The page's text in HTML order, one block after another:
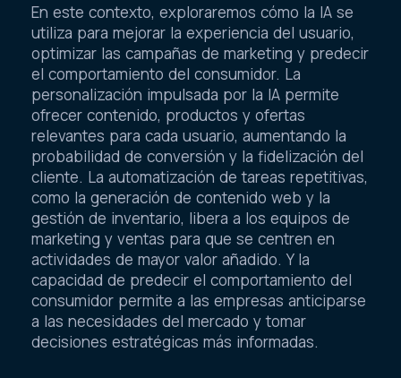
En este contexto, exploraremos cómo la IA se
utiliza para mejorar la experiencia del usuario,
optimizar las campañas de marketing y predecir
el comportamiento del consumidor. La
personalización impulsada por la IA permite
ofrecer contenido, productos y ofertas
relevantes para cada usuario, aumentando la
probabilidad de conversión y la fidelización del
cliente. La automatización de tareas repetitivas,
como la generación de contenido web y la
gestión de inventario, libera a los equipos de
marketing y ventas para que se centren en
actividades de mayor valor añadido. Y la
capacidad de predecir el comportamiento del
consumidor permite a las empresas anticiparse
a las necesidades del mercado y tomar
decisiones estratégicas más informadas.